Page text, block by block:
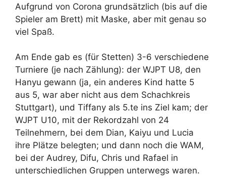
Aufgrund von Corona grundsätzlich (bis auf die
Spieler am Brett) mit Maske, aber mit genau so
viel Spaß.
Am Ende gab es (für Stetten) 3-6 verschiedene
Turniere (je nach Zählung): der WJPT U8, den
Hanyu gewann (ja, ein anderes Kind hatte 5
aus 5, war aber nicht aus dem Schachkreis
Stuttgart), und Tiffany als 5.te ins Ziel kam; der
WJPT U10, mit der Rekordzahl von 24
Teilnehmern, bei dem Dian, Kaiyu und Lucia
ihre Plätze belegten; und dann noch die WAM,
bei der Audrey, Difu, Chris und Rafael in
unterschiedlichen Gruppen unterwegs waren.